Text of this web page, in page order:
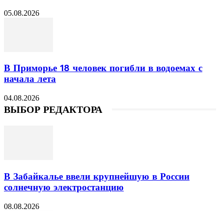
05.08.2026
В Приморье 18 человек погибли в водоемах с
начала лета
04.08.2026
ВЫБОР РЕДАКТОРА
В Забайкалье ввели крупнейшую в России
солнечную электростанцию
08.08.2026